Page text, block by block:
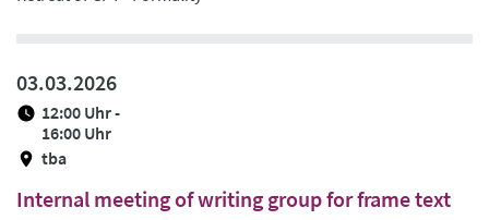
03.03.2026
12:00 Uhr -
16:00 Uhr
tba
Internal meeting of writing group for frame text